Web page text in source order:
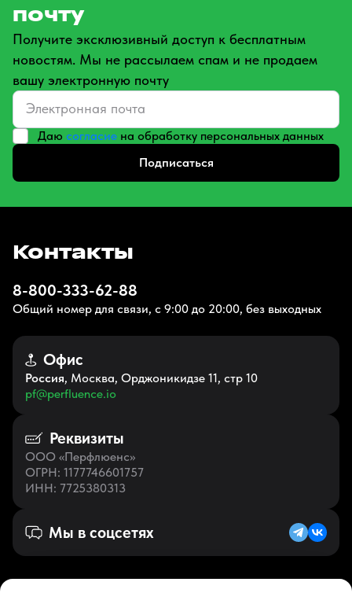
почту
Получите эксклюзивный доступ к бесплатным
новостям. Мы не рассылаем спам и не продаем
вашу электронную почту
Даю согласие на обработку персональных данных
Подписаться
Контакты
8-800-333-62-88
Общий номер для связи, с 9:00 до 20:00, без выходных
Офис
Россия, Москва, Орджоникидзе 11, стр 10
pf@perfluence.io
Реквизиты
ООО «Перфлюенс»
ОГРН: 1177746601757
ИНН: 7725380313
Мы в соцсетях